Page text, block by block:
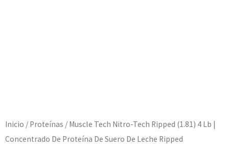
Inicio / Proteínas / Muscle Tech Nitro-Tech Ripped (1.81) 4 Lb |
Concentrado De Proteína De Suero De Leche Ripped